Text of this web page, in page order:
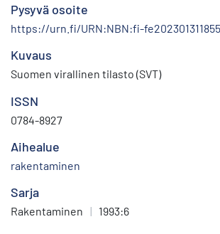
Pysyvä osoite
https://urn.fi/URN:NBN:fi-
Kuvaus
Suomen virallinen tilasto (SVT)
ISSN
0784-8927
Aihealue
rakentaminen
Sarja
Rakentaminen | 1993:6